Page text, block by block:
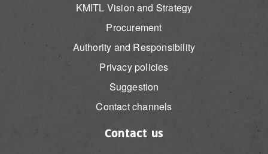
KMITL Vision and Strategy
Procurement
Authority and Responsibility
Privacy policies
Suggestion
Contact channels
Contact us